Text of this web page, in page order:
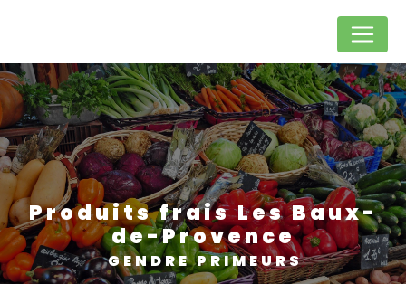
produits frais Les Baux-
de-Provence
GENDRE PRIMEURS